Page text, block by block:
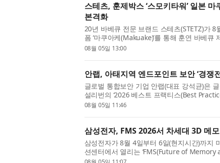
스테츠, 훈제박스 ‘스모키타워’ 일본
본격화
20년 바베큐 전문 브랜드 스테츠(STETZ)가
폼 ‘마쿠아케(Makuake)’를 통해 훈연 바베큐
선보이며 일본 시장 공략에 본격적으로 나선
08월 05일 13:00
안랩, 아태지역 엔드포인트 보안 ‘경쟁
글로벌 통합보안 기업 안랩(대표 강석균)은
설리번의 ‘2026 베스트 프랙티스(Best
시아·태평양 엔드포인트 보안 부문 ‘경쟁전
08월 05일 11:46
삼성전자, FMS 2026서 차세대 3D 메
삼성전자가 8월 4일부터 6일(현지시간)까지
션센터에서 열리는 ‘FMS(Future of Memory
대 3D 메모리 아키텍처인 zHBM과 zNAND-